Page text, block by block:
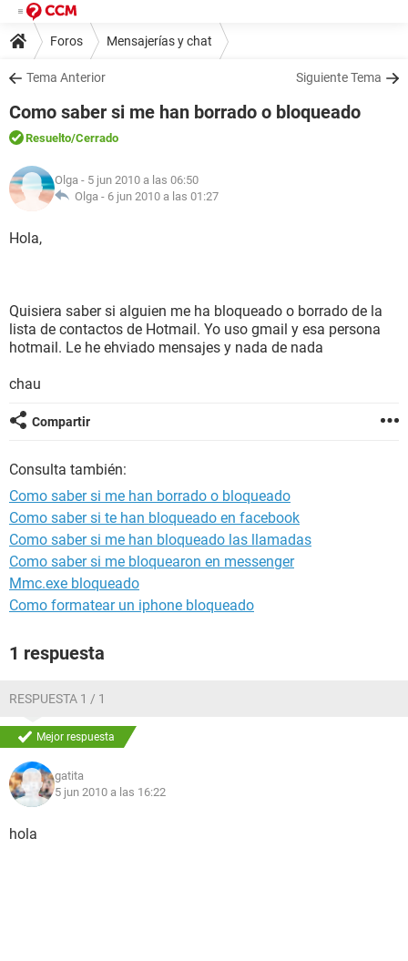
Foros Mensajerías y chat
Tema Anterior Siguiente Tema
Como saber si me han borrado o bloqueado
Resuelto/Cerrado
Olga - 5 jun 2010 a las 06:50
Olga - 6 jun 2010 a las 01:27
Hola,
Quisiera saber si alguien me ha bloqueado o borrado de la
lista de contactos de Hotmail. Yo uso gmail y esa persona
hotmail. Le he ehviado mensajes y nada de nada
chau
Compartir
Consulta también:
Como saber si me han borrado o bloqueado
Como saber si te han bloqueado en facebook
Como saber si me han bloqueado las llamadas
Como saber si me bloquearon en messenger
Mmc.exe bloqueado
Como formatear un iphone bloqueado
1 respuesta
RESPUESTA 1 / 1
Mejor respuesta
gatita
5 jun 2010 a las 16:22
hola